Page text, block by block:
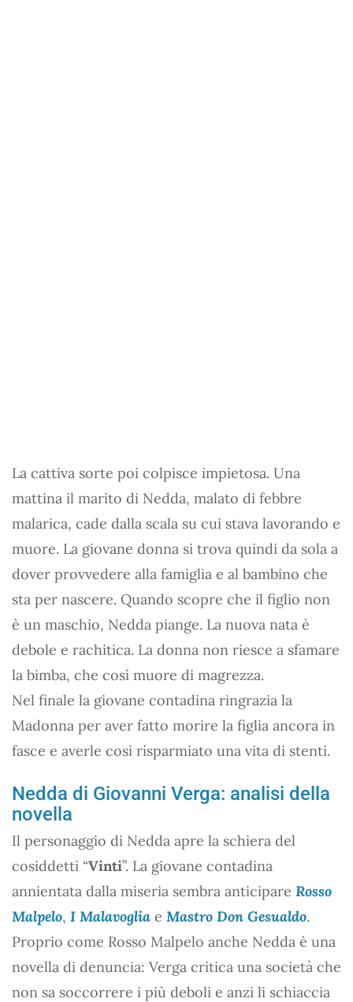
La cattiva sorte poi colpisce impietosa. Una
mattina il marito di Nedda, malato di febbre
malarica, cade dalla scala su cui stava lavorando e
muore. La giovane donna si trova quindi da sola a
dover provvedere alla famiglia e al bambino che
sta per nascere. Quando scopre che il figlio non
è un maschio, Nedda piange. La nuova nata è
debole e rachitica. La donna non riesce a sfamare
la bimba, che così muore di magrezza.
Nel finale la giovane contadina ringrazia la
Madonna per aver fatto morire la figlia ancora in
fasce e averle così risparmiato una vita di stenti.
Nedda di Giovanni Verga: analisi della
novella
Il personaggio di Nedda apre la schiera del
cosiddetti “Vinti”. La giovane contadina
annientata dalla miseria sembra anticipare Rosso
Malpelo, I Malavoglia e Mastro Don Gesualdo.
Proprio come Rosso Malpelo anche Nedda è una
novella di denuncia: Verga critica una società che
non sa soccorrere i più deboli e anzi li schiaccia